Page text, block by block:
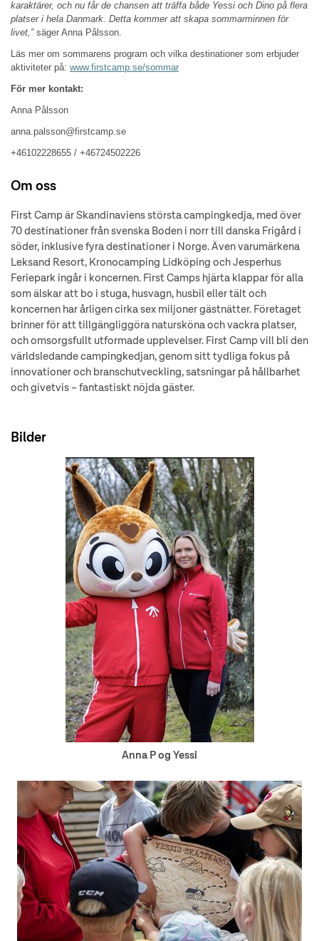
karaktärer, och nu får de chansen att träffa både Yessi och Dino på flera
platser i hela Danmark. Detta kommer att skapa sommarminnen för
livet,”säger Anna Pålsson.
Läs mer om sommarens program och vilka destinationer som erbjuder
aktiviteter på: www.firstcamp.se/sommar
För mer kontakt:
Anna Pålsson
anna.palsson@firstcamp.se
+46102228655 / +46724502226
Om oss
First Camp är Skandinaviens största campingkedja, med över
70 destinationer från svenska Boden i norr till danska Frigård i
söder, inklusive fyra destinationer i Norge. Även varumärkena
Leksand Resort, Kronocamping Lidköping och Jesperhus
Feriepark ingår i koncernen. First Camps hjärta klappar för alla
som älskar att bo i stuga, husvagn, husbil eller tält och
koncernen har årligen cirka sex miljoner gästnätter. Företaget
brinner för att tillgängliggöra natursköna och vackra platser,
och omsorgsfullt utformade upplevelser. First Camp vill bli den
världsledande campingkedjan, genom sitt tydliga fokus på
innovationer och branschutveckling, satsningar på hållbarhet
och givetvis – fantastiskt nöjda gäster.
Bilder
Anna P og Yessi